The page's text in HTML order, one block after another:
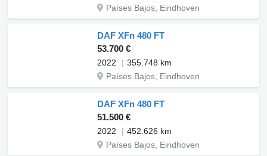
Países Bajos, Eindhoven
DAF XFn 480 FT
53.700 €
2022
355.748 km
Países Bajos, Eindhoven
DAF XFn 480 FT
51.500 €
2022
452.626 km
Países Bajos, Eindhoven